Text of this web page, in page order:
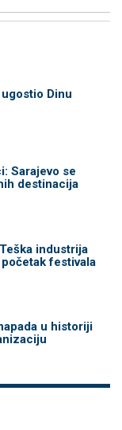
Dinu
Sarajevo se
destinacija
industrija
festivala
u historiji